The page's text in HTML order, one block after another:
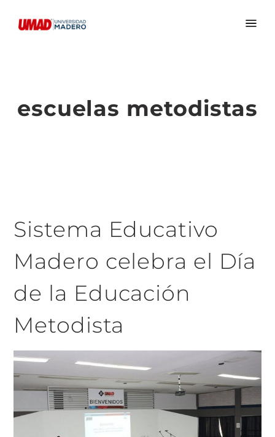
escuelas metodistas
Sistema Educativo
Madero celebra el Día
de la Educación
Metodista